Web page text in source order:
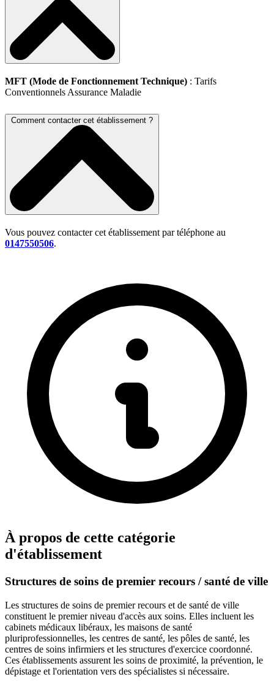
MFT (Mode de Fonctionnement Technique) : Tarifs
Conventionnels Assurance Maladie
Comment contacter cet établissement ?
Vous pouvez contacter cet établissement par téléphone au
0147550506.
À propos de cette catégorie
d'établissement
Structures de soins de premier recours / santé de ville
Les structures de soins de premier recours et de santé de ville
constituent le premier niveau d'accès aux soins. Elles incluent les
cabinets médicaux libéraux, les maisons de santé
pluriprofessionnelles, les centres de santé, les pôles de santé, les
centres de soins infirmiers et les structures d'exercice coordonné.
Ces établissements assurent les soins de proximité, la prévention, le
dépistage et l'orientation vers des spécialistes si nécessaire.